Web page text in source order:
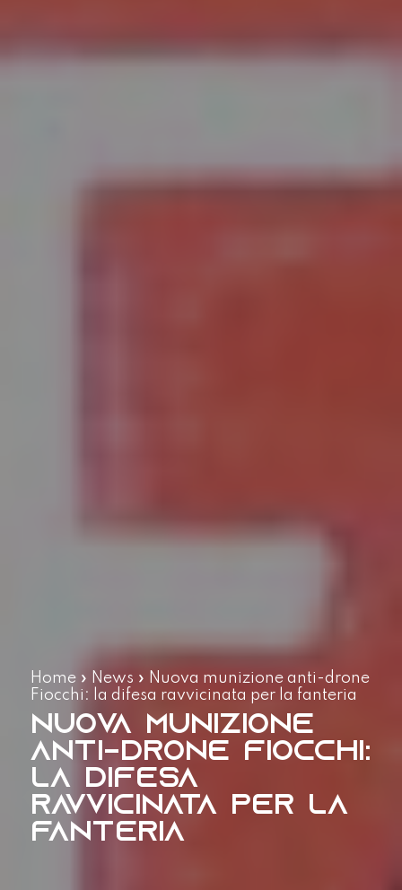
Home» News » Nuova munizione anti-drone
Fiocchi: la difesa ravvicinata per la fanteria
Nuova munizione
anti-drone Fiocchi:
la difesa
ravvicinata per la
fanteria